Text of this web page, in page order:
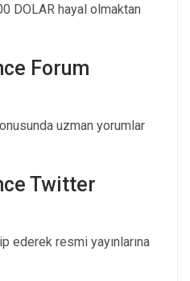
DOLAR hayal olmaktan
Forum
uzman yorumlar
Twitter
ederek resmi yayınlarına